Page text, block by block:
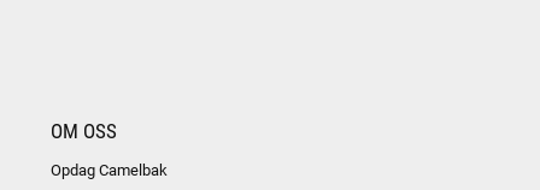
OM OSS
Opdag Camelbak